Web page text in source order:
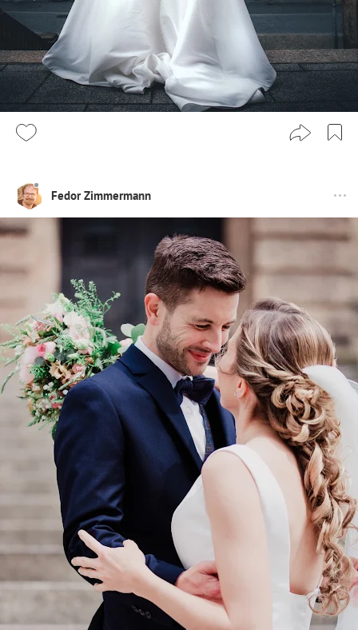
Fedor Zimmermann